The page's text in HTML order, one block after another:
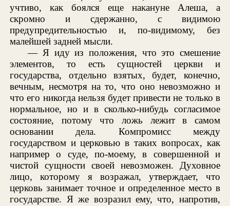
учтиво, как боялся еще накануне Алеша, а
скромно и сдержанно, с видимою
предупредительностью и, по-видимому, без
малейшей задней мысли.
— Я иду из положения, что это смешение
элементов, то есть сущностей церкви и
государства, отдельно взятых, будет, конечно,
вечным, несмотря на то, что оно невозможно и
что его никогда нельзя будет привести не только в
нормальное, но и в сколько-нибудь согласимое
состояние, потому что ложь лежит в самом
основании дела. Компромисс между
государством и церковью в таких вопросах, как
например о суде, по-моему, в совершенной и
чистой сущности своей невозможен. Духовное
лицо, которому я возражал, утверждает, что
церковь занимает точное и определенное место в
государстве. Я же возразил ему, что, напротив,